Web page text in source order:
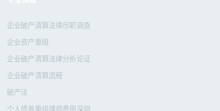
企业破产清算法律尽职调查
企业资产重组
企业破产清算法律分析论证
企业破产清算流程
破产法
个人债务重组律师费用深圳